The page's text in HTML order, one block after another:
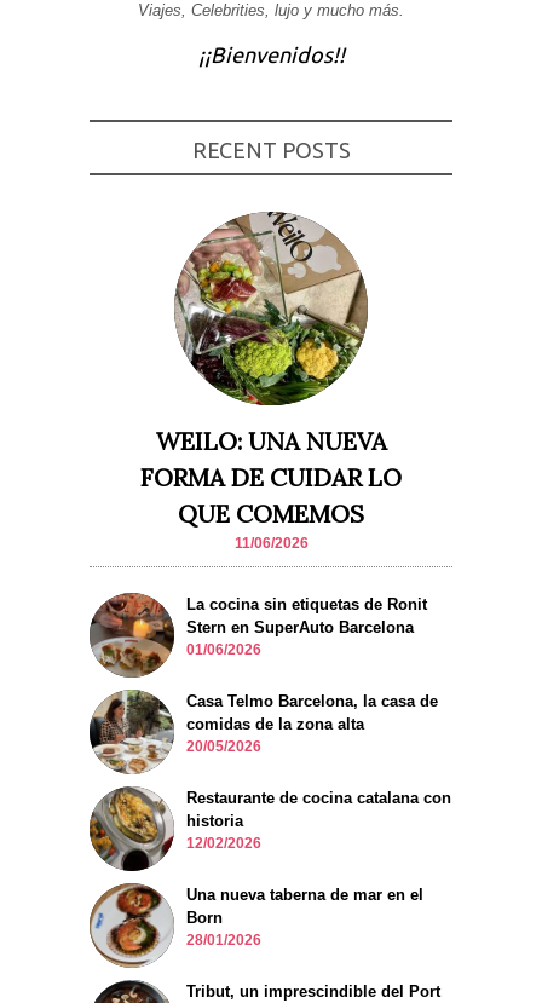
Viajes, Celebrities, lujo y mucho más.
¡¡Bienvenidos!!
RECENT POSTS
WEILO: UNA NUEVA
FORMA DE CUIDAR LO
QUE COMEMOS
11/06/2026
La cocina sin etiquetas de Ronit
Stern en SuperAuto Barcelona
01/06/2026
Casa Telmo Barcelona, la casa de
comidas de la zona alta
20/05/2026
Restaurante de cocina catalana con
historia
12/02/2026
Una nueva taberna de mar en el
Born
28/01/2026
Tribut, un imprescindible del Port
Experiencia
funcione lo
comportamiento
personalizados.